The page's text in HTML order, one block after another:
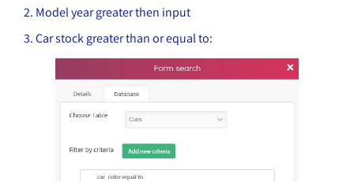
2. Model year greater then input
3. Car stock greater than or equal to: